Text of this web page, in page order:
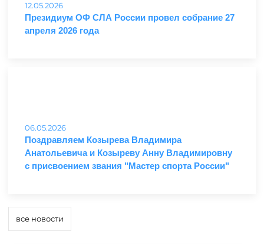
12.05.2026
Президиум ОФ СЛА России провел собрание 27
апреля 2026 года
06.05.2026
Поздравляем Козырева Владимира
Анатольевича и Козыреву Анну Владимировну
с присвоением звания "Мастер спорта России"
все новости